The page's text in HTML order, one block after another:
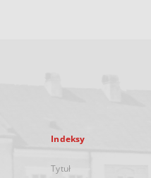
Indeksy
Tytuł